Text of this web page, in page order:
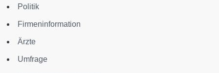
Politik
Firmeninformation
Ärzte
Umfrage